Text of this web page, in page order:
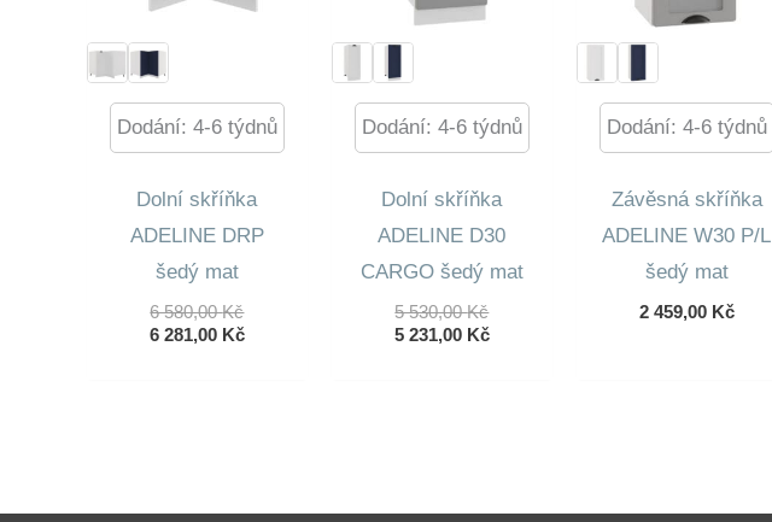
Dodání: 4-6 týdnů
Dolní skříňka
ADELINE DRP
šedý mat
6 580,00KčPůvodní
Cena
6 281,00 KčAktuální
Dodání: 4-6 týdnů
Dolní skříňka
ADELINE D30
CARGO šedý mat
5 530,00KčPůvodní
Cena
5 231,00 KčAktuální
Dodání: 4-6 týdnů
Závěsná skříňka
ADELINE W30 P/L
šedý mat
2 459,00 Kč